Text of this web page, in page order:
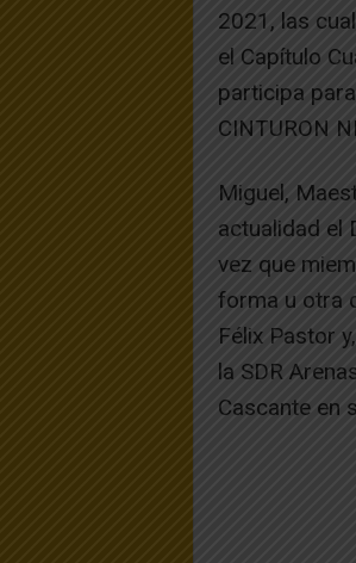
2021, las
el Capítulo
participa
CINTURON
Miguel,
actualidad el
vez que
forma u otra
Félix Pastor
la SDR
Cascante en